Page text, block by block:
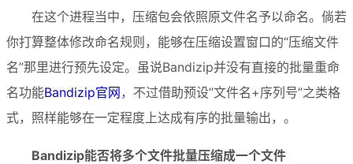
在这个进程当中，压缩包会依照原文件名予以命名。倘若
你打算整体修改命名规则，能够在压缩设置窗口的“压缩文件
名”那里进行预先设定。虽说Bandizip并没有直接的批量重命
名功能Bandizip官网，不过借助预设“文件名+序列号”之类格
式，照样能够在一定程度上达成有序的批量输出，。
Bandizip能否将多个文件批量压缩成一个文件